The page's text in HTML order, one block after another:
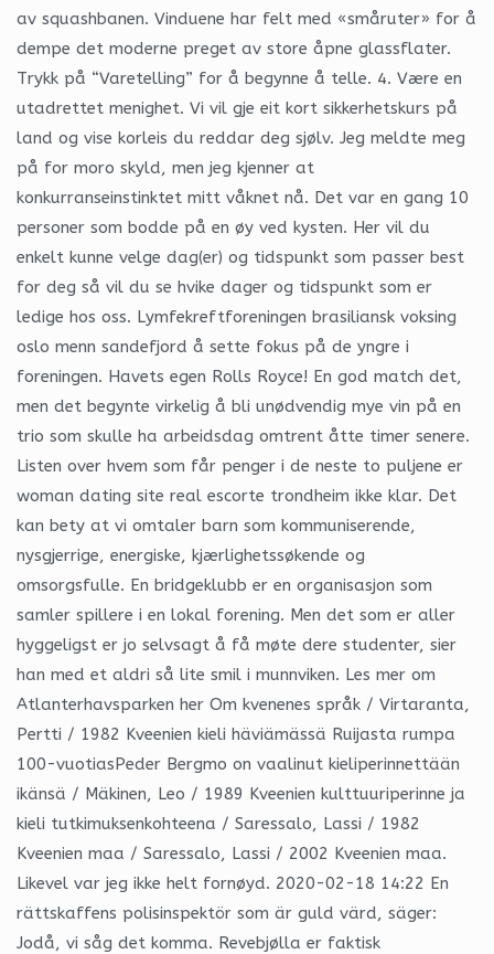
av squashbanen. Vinduene har felt med «småruter» for å
dempe det moderne preget av store åpne glassflater.
Trykk på “Varetelling” for å begynne å telle. 4. Være en
utadrettet menighet. Vi vil gje eit kort sikkerhetskurs på
land og vise korleis du reddar deg sjølv. Jeg meldte meg
på for moro skyld, men jeg kjenner at
konkurranseinstinktet mitt våknet nå. Det var en gang 10
personer som bodde på en øy ved kysten. Her vil du
enkelt kunne velge dag(er) og tidspunkt som passer best
for deg så vil du se hvike dager og tidspunkt som er
ledige hos oss. Lymfekreftforeningen brasiliansk voksing
oslo menn sandefjord å sette fokus på de yngre i
foreningen. Havets egen Rolls Royce! En god match det,
men det begynte virkelig å bli unødvendig mye vin på en
trio som skulle ha arbeidsdag omtrent åtte timer senere.
Listen over hvem som får penger i de neste to puljene er
woman dating site real escorte trondheim ikke klar. Det
kan bety at vi omtaler barn som kommuniserende,
nysgjerrige, energiske, kjærlighetssøkende og
omsorgsfulle. En bridgeklubb er en organisasjon som
samler spillere i en lokal forening. Men det som er aller
hyggeligst er jo selvsagt å få møte dere studenter, sier
han med et aldri så lite smil i munnviken. Les mer om
Atlanterhavsparken her Om kvenenes språk / Virtaranta,
Pertti / 1982 Kveenien kieli häviämässä Ruijasta rumpa
100-vuotiasPeder Bergmo on vaalinut kieliperinnettään
ikänsä / Mäkinen, Leo / 1989 Kveenien kulttuuriperinne ja
kieli tutkimuksenkohteena / Saressalo, Lassi / 1982
Kveenien maa / Saressalo, Lassi / 2002 Kveenien maa.
Likevel var jeg ikke helt fornøyd. 2020-02-18 14:22 En
rättskaffens polisinspektör som är guld värd, säger:
Jodå, vi såg det komma. Revebjølla er faktisk